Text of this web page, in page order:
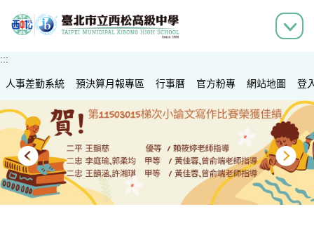
到
容
區
:::
人事差勤系統 預決算月報專區 行事曆 官方粉專 網站地圖 登